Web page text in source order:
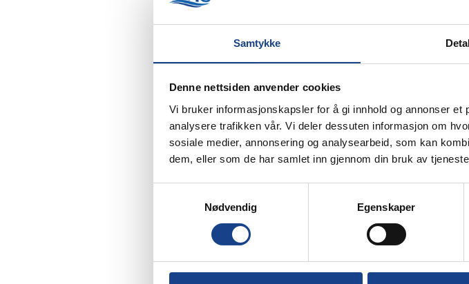
Samtykke
Denne nettsiden anvender cookies
Vi bruker informasjonskapsler for å gi innhold og annonser
analysere trafikken vår. Vi deler dessuten informasjon om
sosiale medier, annonsering og analysearbeid, som kan
dem, eller som de har samlet inn gjennom din bruk av
Nødvendig
Egenskaper
Hvordan komme i gang
allerede registrert som brukernavn i Labcheck.
din Castrol-kontakt.
Opprett konto: Nye brukere kan besøke https://
Password» og opprette sin Labcheck-konto.
Skriv ut etiketter:Følg instruksjonene i
veiledning om utskrift av prøveetiketter.
Naviger portalen:Se «Labcheck How To»-
portalen.
Overgangsperiode
Fartøy som fortsatt har gamle prøvesett om bord
videre.